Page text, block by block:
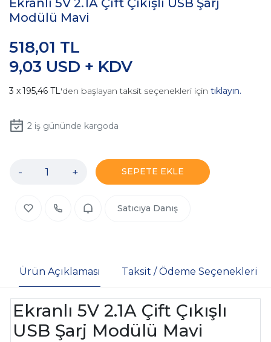
Ekranlı 5V 2.1A Çift Çıkışlı USB Şarj
Modülü Mavi
9,03 USD + KDV
518,01 TL
195,46 TL'den başlayan taksit seçenekleri için tıklayın.
2iş gününde kargoda
- + SEPETE EKLE
Satıcıya Danış
Ürün Açıklaması Taksit / Ödeme Seçenekleri
Ekranlı 5V 2.1A Çift Çıkışlı
USB Şarj Modülü Mavi